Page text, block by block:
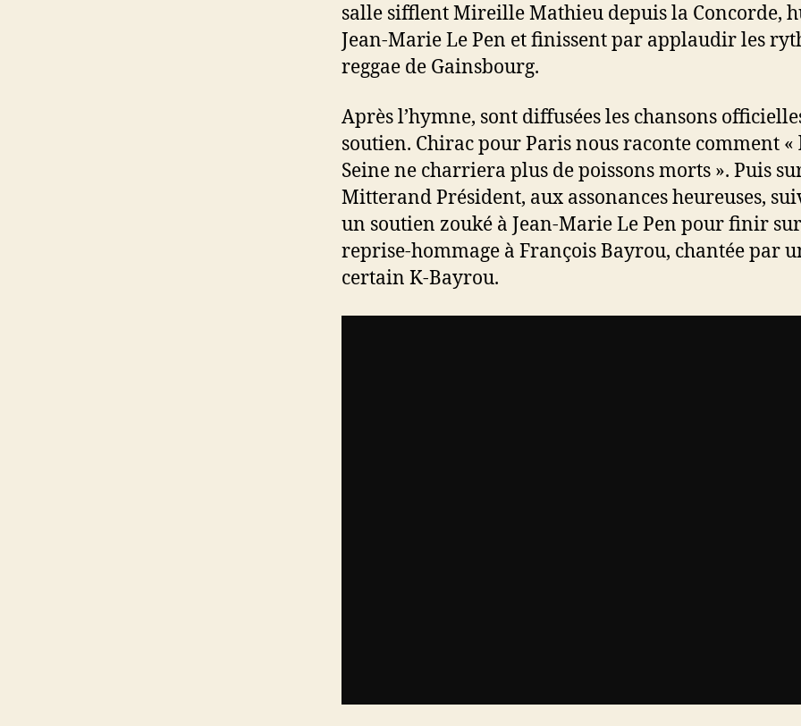
salle sifflent Mireille Mathieu depuis la Concorde,
Jean-Marie Le Pen et finissent par applaudir les
reggae de Gainsbourg.
Après l’hymne, sont diffusées les chansons
soutien. Chirac pour Paris nous raconte comment «
Seine ne charriera plus de poissons morts ». Puis
Mitterand Président, aux assonances heureuses,
un soutien zouké à Jean-Marie Le Pen pour finir
reprise-hommage à François Bayrou, chantée par
certain K-Bayrou.